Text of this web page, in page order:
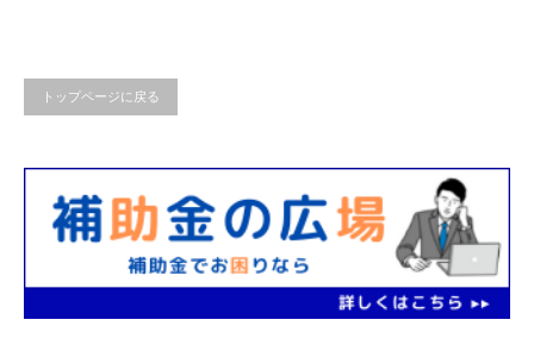
トップページに戻る